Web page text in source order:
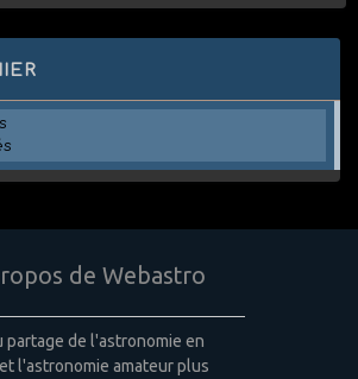
de Webastro
partage de l'astronomie en
l'astronomie amateur plus